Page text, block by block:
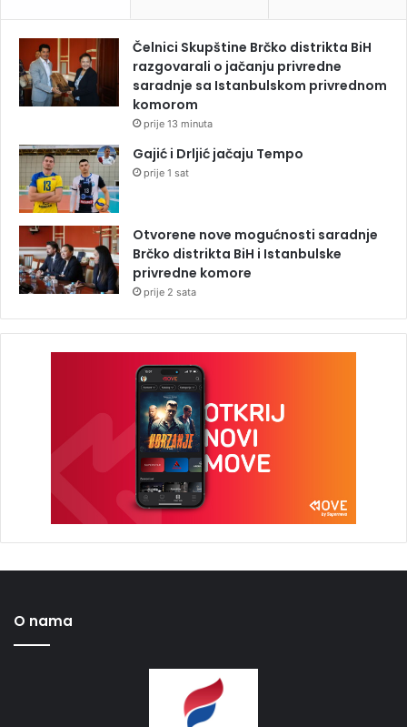
Čelnici Skupštine Brčko distrikta BiH
razgovarali o jačanju privredne
saradnje sa Istanbulskom privrednom
komorom
prije 13 minuta
Gajić i Drljić jačaju Tempo
prije 1 sat
Otvorene nove mogućnosti saradnje
Brčko distrikta BiH i Istanbulske
privredne komore
prije 2 sata
O nama